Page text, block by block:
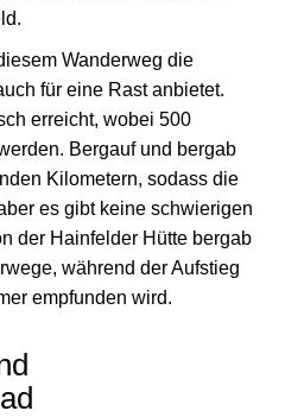
Wanderweg die
für eine Rast anbietet.
erreicht, wobei 500
Bergauf und bergab
Kilometern, sodass die
es gibt keine schwierigen
der Hainfelder Hütte bergab
während der Aufstieg
empfunden wird.